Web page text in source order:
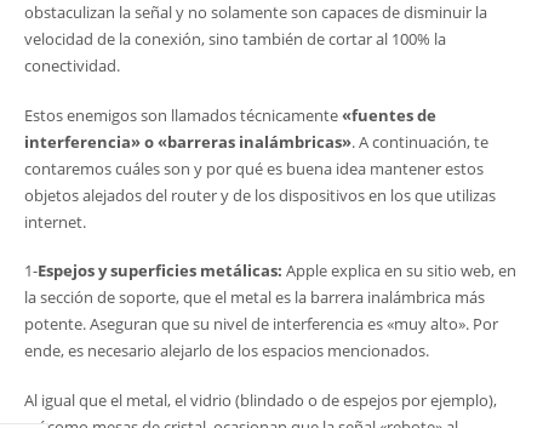
obstaculizan la señal y no solamente son capaces de disminuir la
velocidad de la conexión, sino también de cortar al 100% la
conectividad.
Estos enemigos son llamados técnicamente«fuentes de
interferencia» o «barreras inalámbricas». A continuación, te
contaremos cuáles son y por qué es buena idea mantener estos
objetos alejados del router y de los dispositivos en los que utilizas
internet.
1-Espejos y superficies metálicas: Apple explica en su sitio web, en
la sección de soporte, que el metal es la barrera inalámbrica más
potente. Aseguran que su nivel de interferencia es «muy alto». Por
ende, es necesario alejarlo de los espacios mencionados.
Al igual que el metal, el vidrio (blindado o de espejos por ejemplo),